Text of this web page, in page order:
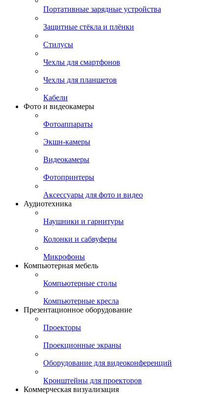
Портативные зарядные устройства
Защитные стёкла и плёнки
Стилусы
Чехлы для смартфонов
Чехлы для планшетов
Кабели
Фото и видеокамеры
Фотоаппараты
Экшн-камеры
Видеокамеры
Фотопринтеры
Аксессуары для фото и видео
Аудиотехника
Наушники и гарнитуры
Колонки и сабвуферы
Микрофоны
Компьютерная мебель
Компьютерные столы
Компьютерные кресла
Презентационное оборудование
Проекторы
Проекционные экраны
Оборудование для видеоконференций
Кронштейны для проекторов
Коммерческая визуализация